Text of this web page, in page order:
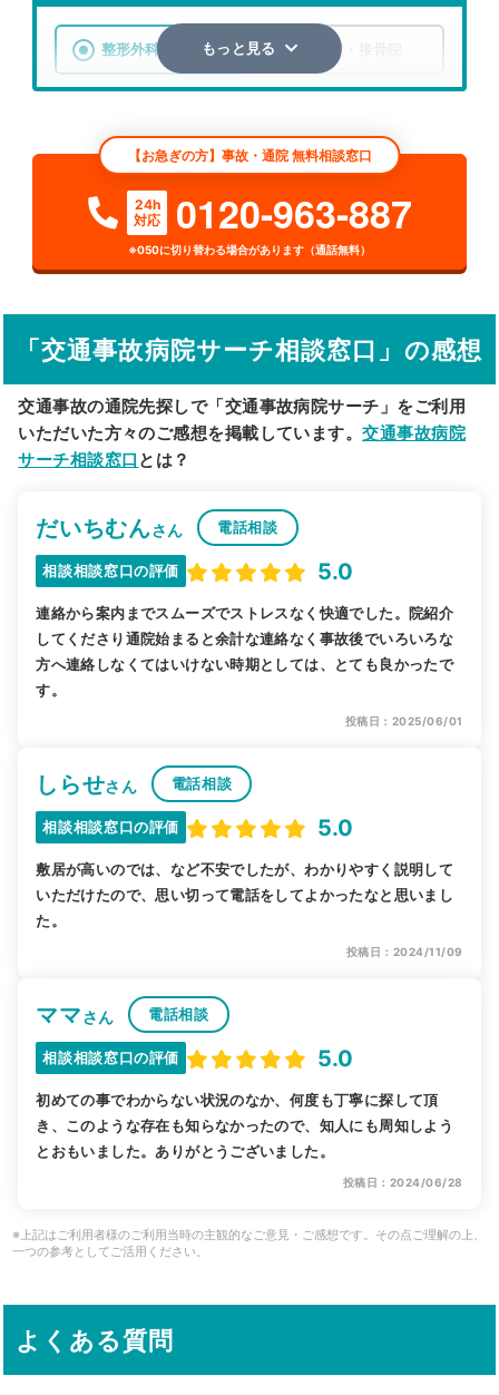
整形外科 整骨院・接骨院
検索する
詳細条件で絞り込む
その他の検索方法
駅から探す 院名から探す
もっと見る
【お急ぎの方】事故・通院 無料相談窓口
24h
対応
0120-963-887
※050に切り替わる場合があります（通話無料）
「交通事故病院サーチ相談窓口」の感想
交通事故の通院先探しで「交通事故病院サーチ」をご利用
いただいた方々のご感想を掲載しています。交通事故病院
サーチ相談窓口 とは？
だいちむんさん 電話相談
相談相談窓口の評価 5.0
連絡から案内までスムーズでストレスなく快適でした。院紹介
してくださり通院始まると余計な連絡なく事故後でいろいろな
方へ連絡しなくてはいけない時期としては、とても良かったで
す。
投稿日：2025/06/01
しらせさん 電話相談
相談相談窓口の評価 5.0
敷居が高いのでは、など不安でしたが、わかりやすく説明して
いただけたので、思い切って電話をしてよかったなと思いまし
た。
投稿日：2024/11/09
ママさん 電話相談
相談相談窓口の評価 5.0
初めての事でわからない状況のなか、何度も丁寧に探して頂
き、このような存在も知らなかったので、知人にも周知しよう
とおもいました。ありがとうございました。
投稿日：2024/06/28
※上記はご利用者様のご利用当時の主観的なご意見・ご感想です。その点ご理解の上、
一つの参考としてご活用ください。
よくある質問